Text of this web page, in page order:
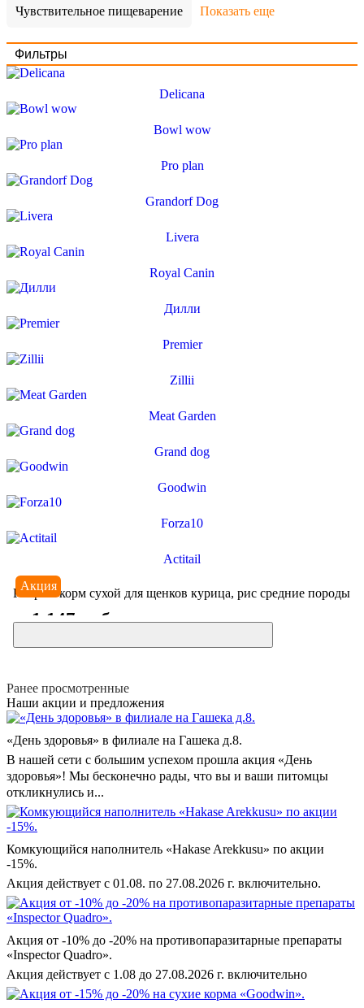
Чувствительное пищеварение Показать еще
Фильтры
Delicana
Bowl wow
Pro plan
Grandorf Dog
Livera
Royal Canin
Дилли
Premier
Zillii
Meat Garden
Grand dog
Goodwin
Forza10
Actitail
Акция
Pro plan корм сухой для щенков курица, рис средние породы
От 1 147 руб
Ранее просмотренные
Наши акции и предложения
«День здоровья» в филиале на Гашека д.8.
В нашей сети с большим успехом прошла акция «День
здоровья»! Мы бесконечно рады, что вы и ваши питомцы
откликнулись и...
Комкующийся наполнитель «Hakase Arekkusu» по акции
-15%.
Акция действует с 01.08. по 27.08.2026 г. включительно.
Акция от -10% до -20% на противопаразитарные препараты
«Inspector Quadro».
Акция действует с 1.08 до 27.08.2026 г. включительно